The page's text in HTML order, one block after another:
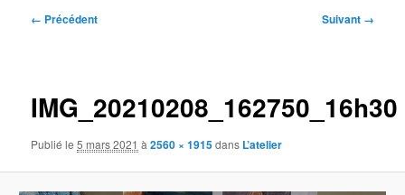
principal
secondaire
Navigation
← Précédent Suivant →
IMG_20210208_162750_16h30
Publié le5 mars 2021 à2560 × 1915dans L’atelier